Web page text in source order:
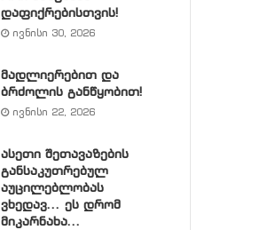
დაფიქრებისთვის!
ივნისი 30, 2026
მადლიერებით და
ბრძოლის განწყობით!
ივნისი 22, 2026
ასეთი შეთავაზების
განსაკუთრებულ
აუცილებლობას
ვხედავ… ეს დრომ
მიკარნახა…